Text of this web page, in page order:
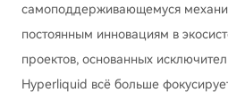
самоподдерживающемуся
постоянным инновациям в
проектов, основанных
Hyperliquid всё больше